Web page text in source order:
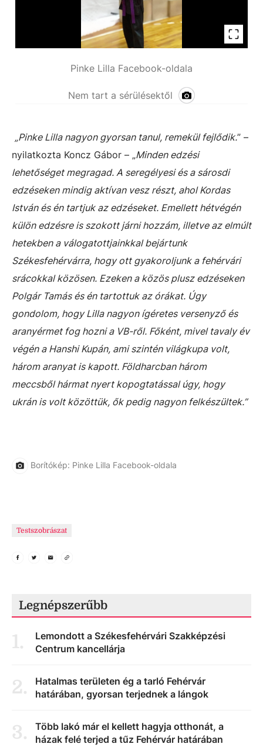
Pinke Lilla Facebook-oldala
Nem tart a sérülésektől
„Pinke Lilla nagyon gyorsan tanul, remekül fejlődik.” –
nyilatkozta Koncz Gábor – „Minden edzési
lehetőséget megragad. A seregélyesi és a sárosdi
edzéseken mindig aktívan vesz részt, ahol Kordas
István és én tartjuk az edzéseket. Emellett hétvégén
külön edzésre is szokott járni hozzám, illetve az elmúlt
hetekben a válogatottjainkkal bejártunk
Székesfehérvárra, hogy ott gyakoroljunk a fehérvári
srácokkal közösen. Ezeken a közös plusz edzéseken
Polgár Tamás és én tartottuk az órákat. Úgy
gondolom, hogy Lilla nagyon ígéretes versenyző és
aranyérmet fog hozni a VB-ről. Főként, mivel tavaly év
végén a Hanshi Kupán, ami szintén világkupa volt,
három aranyat is kapott. Földharcban három
meccsből hármat nyert kopogtatással úgy, hogy
ukrán is volt közöttük, ők pedig nagyon felkészültek.”
Borítókép: Pinke Lilla Facebook-oldala
Testszobrászat
Legnépszerűbb
1.
Lemondott a Székesfehérvári Szakképzési
Centrum kancellárja
2.
Hatalmas területen ég a tarló Fehérvár
határában, gyorsan terjednek a lángok
3.
Több lakó már el kellett hagyja otthonát, a
házak felé terjed a tűz Fehérvár határában